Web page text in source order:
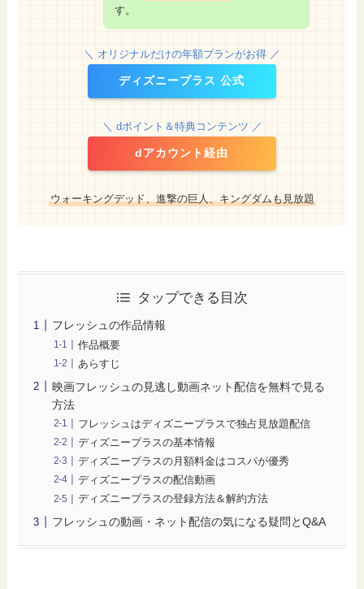
す。
＼ オリジナルだけの年額プランがお得 ／
ディズニープラス 公式
＼ dポイント＆特典コンテンツ ／
dアカウント経由
ウォーキングデッド、進撃の巨人、キングダムも見放題
タップできる目次
フレッシュの作品情報
作品概要
あらすじ
映画フレッシュの見逃し動画ネット配信を無料で見る
方法
フレッシュはディズニープラスで独占見放題配信
ディズニープラスの基本情報
ディズニープラスの月額料金はコスパが優秀
ディズニープラスの配信動画
ディズニープラスの登録方法＆解約方法
フレッシュの動画・ネット配信の気になる疑問とQ&A